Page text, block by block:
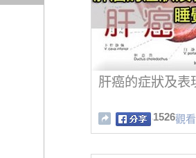
肝癌的症狀及表
1526觀看